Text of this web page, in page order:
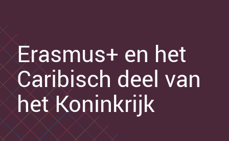
Erasmus+ en het
Caribisch deel van
het Koninkrijk